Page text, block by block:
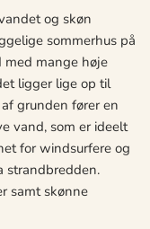
og skøn
sommerhus på
mange høje
ligger lige op til
grunden fører en
vand, som er ideelt
for windsurfere og
strandbredden.
samt skønne